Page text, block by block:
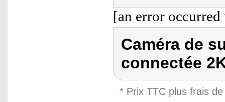
[an error
Caméra de
connectée
* Prix TTC plus frais